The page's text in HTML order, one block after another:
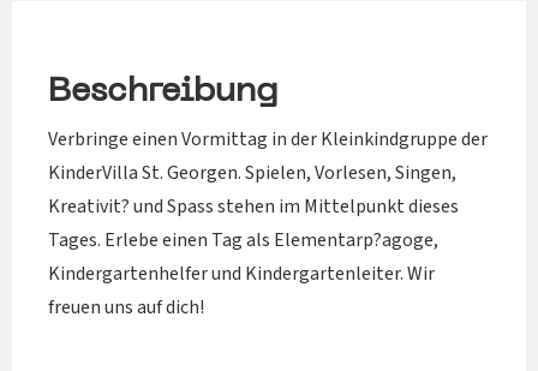
Beschreibung
Verbringe einen Vormittag in der Kleinkindgruppe der
KinderVilla St. Georgen. Spielen, Vorlesen, Singen,
Kreativit? und Spass stehen im Mittelpunkt dieses
Tages. Erlebe einen Tag als Elementarp?agoge,
Kindergartenhelfer und Kindergartenleiter. Wir
freuen uns auf dich!